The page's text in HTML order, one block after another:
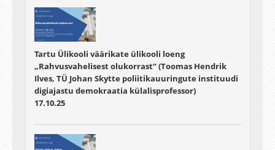
Tartu Ülikooli väärikate ülikooli loeng
„Rahvusvahelisest olukorrast“ (Toomas Hendrik
Ilves, TÜ Johan Skytte poliitikauuringute instituudi
digiajastu demokraatia külalisprofessor)
17.10.25